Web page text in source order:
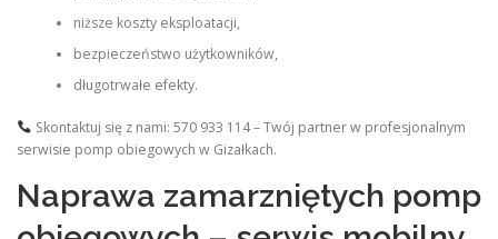
niższe koszty eksploatacji,
bezpieczeństwo użytkowników,
długotrwałe efekty.
Skontaktuj się z nami: 570 933 114 – Twój partner w profesjonalnym
serwisie pomp obiegowych w Gizałkach.
Naprawa zamarzniętych pomp